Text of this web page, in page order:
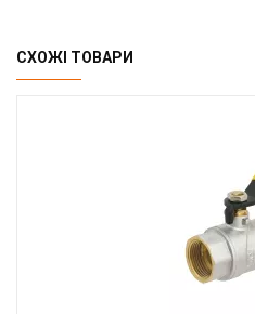
СХОЖІ ТОВАРИ